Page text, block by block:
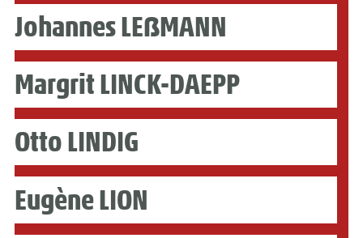
Johannes LEẞMANN
Margrit LINCK-DAEPP
Otto LINDIG
Eugène LION